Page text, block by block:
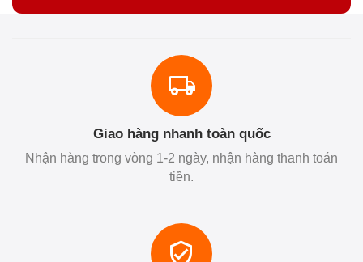
Giao hàng nhanh toàn quốc
Nhận hàng trong vòng 1-2 ngày, nhận hàng thanh toán
tiền.